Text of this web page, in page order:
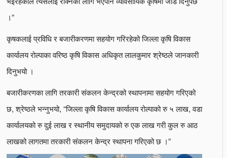
।”
कृषकलाई प्रविधि र बजारीकरणमा सहयोग गरिरहेको जिल्ला कृषि विकास
कार्यालय रोल्पाका वरिष्ठ कृषि विकास अधिकृत लालकुमार श्रेष्ठले जानकारी
दिनुभयो ।
बजारीकरणका लागि तरकारी संकलन केन्द्रको स्थापनामा सहयोग गरिएको
छ, श्रेष्ठले भन्नुभयो, “जिल्ला कृषि विकास कार्यालय रोल्पाको रु ५ लाख, वडा
कार्यालयको रु दुई लाख र स्थानीय समुदायको रु एक लाख गरी कुल रु आठ
लाखको लागतमा तरकारी संकलन केन्द्र स्थापना गरिएको छ ।”